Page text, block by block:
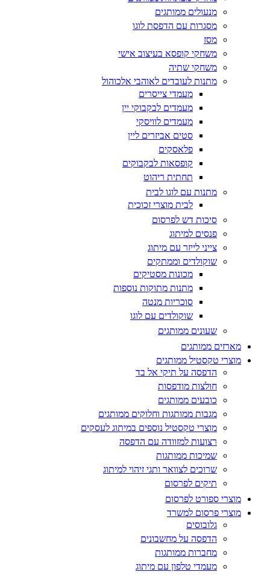
מנעולים ממותגים
מסגרות עם הדפסת לוגו
מסז
משחקי קופסא בעיצוב אישי
משחקי שתיה
מתנות לעובדים לאוהבי אלכוהול
מעמדי צייסרים
מעמדים לבקבוקי יין
מעמדים לוויסקי
סטים אביזרים ליין
פלאסקים
קופסאות לבקבוקים
תחתית ריהוט
מתנות עם לוגו לבית
לבית מוצרי זכוכית
סיכות דש לפרסום
פנסים למיתוג
צייני לייזר עם מיתוג
שוקולדים וממתקים
מכונות מסטיקים
מתנות מתוקות נוספות
סוכריות מנטה
שוקולדים עם לוגו
שעונים ממותגים
מארזים ממותגים
מוצרי טקסטיל ממותגים
הדפסה על תיקי אל בד
חולצות מודפסות
כובעים ממותגים
מגבות ממותגות וחלוקים ממותגים
מוצרי טקסטיל נוספים במיתוג לעסקים
רצועות למזוודה עם הדפסה
שמיכות ממותגות
שרוכים לצוואר ותגי זיהוי למיתוג
תיקים לפרסום
מוצרי ספורט לפרסום
מוצרי פרסום למשרד
גלובוסים
הדפסה על מחשבונים
מחברות ממותגות
מעמדי טלפון עם מיתוג